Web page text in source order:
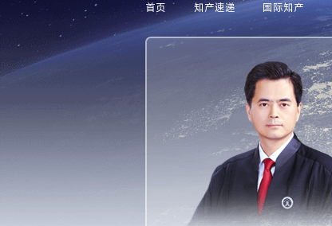
首页 知产速递 国际知产